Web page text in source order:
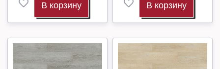
В корзину В корзину